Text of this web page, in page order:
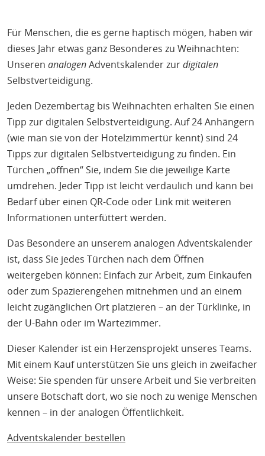
Für Menschen, die es gerne haptisch mögen, haben wir
dieses Jahr etwas ganz Besonderes zu Weihnachten:
Unseren analogenAdventskalender zurdigitalen
Selbstverteidigung.
Jeden Dezembertag bis Weihnachten erhalten Sie einen
Tipp zur digitalen Selbstverteidigung. Auf 24 Anhängern
(wie man sie von der Hotelzimmertür kennt) sind 24
Tipps zur digitalen Selbstverteidigung zu finden. Ein
Türchen „öffnen“ Sie, indem Sie die jeweilige Karte
umdrehen. Jeder Tipp ist leicht verdaulich und kann bei
Bedarf über einen QR-Code oder Link mit weiteren
Informationen unterfüttert werden.
Das Besondere an unserem analogen Adventskalender
ist, dass Sie jedes Türchen nach dem Öffnen
weitergeben können: Einfach zur Arbeit, zum Einkaufen
oder zum Spazierengehen mitnehmen und an einem
leicht zugänglichen Ort platzieren – an der Türklinke, in
der U-Bahn oder im Wartezimmer.
Dieser Kalender ist ein Herzensprojekt unseres Teams.
Mit einem Kauf unterstützen Sie uns gleich in zweifacher
Weise: Sie spenden für unsere Arbeit und Sie verbreiten
unsere Botschaft dort, wo sie noch zu wenige Menschen
kennen – in der analogen Öffentlichkeit.
Adventskalender bestellen